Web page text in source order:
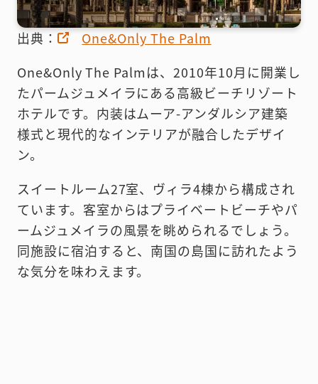
出典：
One&Only The Palm
One&Only The Palmは、2010年10月に開業し
たパームジュメイラにある高級ビーチリゾート
ホテルです。内装はムーア-アンダルシア建築
様式と現代的なインテリアが融合したデザイ
ン。
スイートルーム27室、ヴィラ4棟から構成され
ています。客室からはプライベートビーチやパ
ームジュメイラの風景を眺められるでしょう。
同施設に宿泊すると、南国の島国に訪れたよう
な気分を味わえます。